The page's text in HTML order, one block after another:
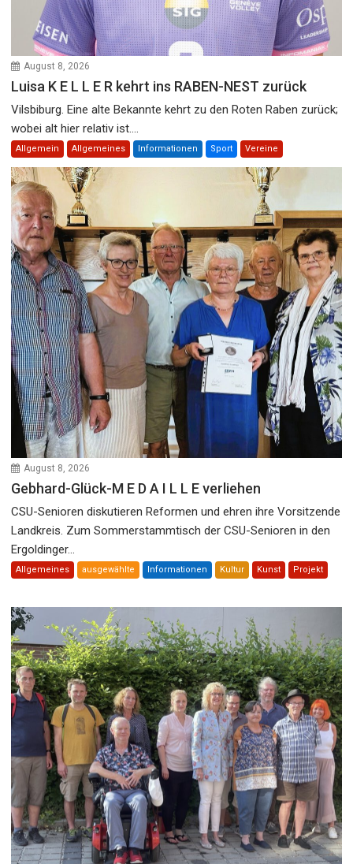
August 8, 2026
Luisa K E L L E R kehrt ins RABEN-NEST zurück
Vilsbiburg. Eine alte Bekannte kehrt zu den Roten Raben zurück;
wobei alt hier relativ ist....
Allgemein Allgemeines Informationen Sport Vereine
August 8, 2026
Gebhard-Glück-M E D A I L L E verliehen
CSU-Senioren diskutieren Reformen und ehren ihre Vorsitzende
Landkreis. Zum Sommerstammtisch der CSU-Senioren in den
Ergoldinger...
Allgemeines ausgewählte Informationen Kultur Kunst Projekt